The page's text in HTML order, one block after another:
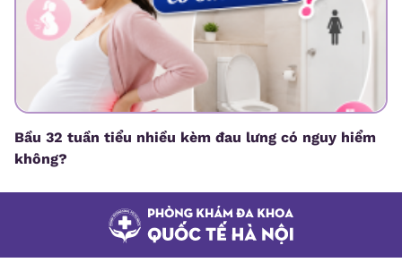
Bầu 32 tuần tiểu nhiều kèm đau lưng có nguy hiểm
không?